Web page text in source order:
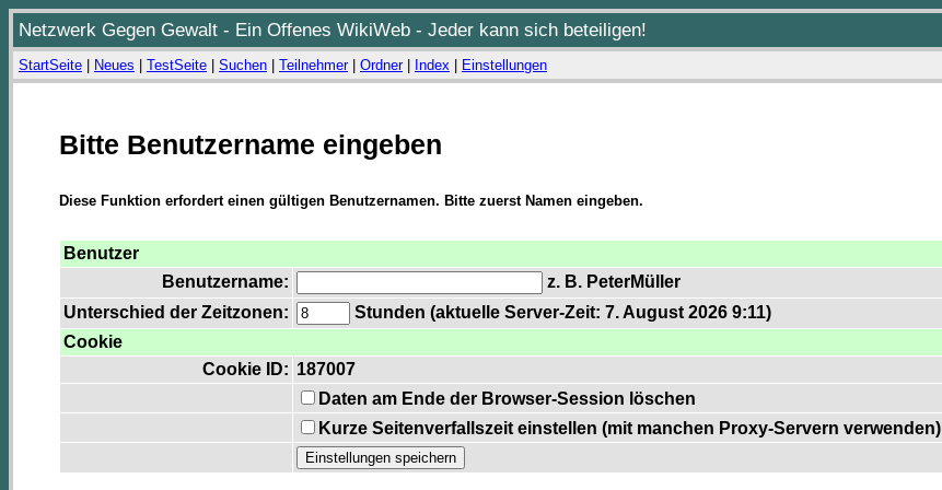
Netzwerk Gegen Gewalt - Ein Offenes WikiWeb - Jeder kann sich beteiligen!
StartSeite Neues TestSeite Suchen Teilnehmer| Ordner| Index Einstellungen
Bitte Benutzername eingeben
Diese Funktion erfordert einen gültigen Benutzernamen. Bitte zuerst Namen eingeben.
Benutzer
Benutzername:
z. B. PeterMüller
Unterschied der Zeitzonen:
Stunden (aktuelle Server-Zeit: 7. August 2026 9:11)
Cookie
Cookie ID: 187007
Daten am Ende der Browser-Session löschen
Kurze Seitenverfallszeit einstellen (mit manchen Proxy-Servern verwenden)